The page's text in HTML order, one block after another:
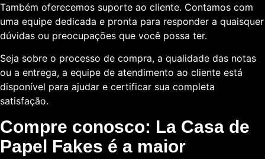
Também oferecemos suporte ao cliente. Contamos com
uma equipe dedicada e pronta para responder a quaisquer
dúvidas ou preocupações que você possa ter.
Seja sobre o processo de compra, a qualidade das notas
ou a entrega, a equipe de atendimento ao cliente está
disponível para ajudar e certificar sua completa
satisfação.
Compre conosco: La Casa de
Papel Fakes é a maior